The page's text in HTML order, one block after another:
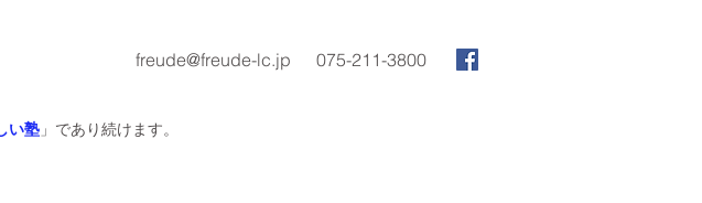
freude@freude-lc.jp 075-211-3800
い塾 」であり続けます。